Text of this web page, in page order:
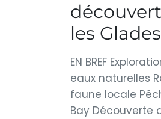
les
EN BREF
eaux naturelles
faune locale
Bay Découverte